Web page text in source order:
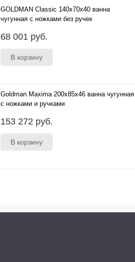
GOLDMAN Classic 140х70х40 ванна
чугунная с ножками без ручек
68 001 руб.
Goldman Maxima 200x85x46 ванна чугунная
с ножками и ручками
153 272 руб.